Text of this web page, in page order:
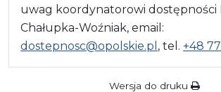
uwag koordynatorowi dostępności
Chałupka-Woźniak, email:
dostepnosc@opolskie.pl , tel. +48
Wersja do druku